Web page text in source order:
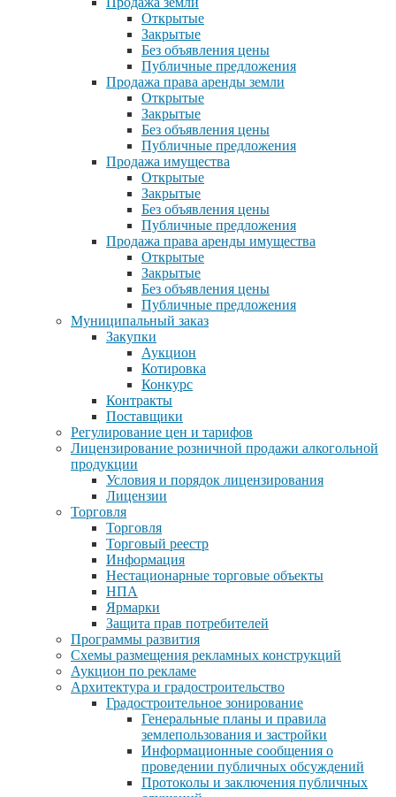
Открытые
Закрытые
Без объявления цены
Публичные предложения
Продажа права аренды земли
Открытые
Закрытые
Без объявления цены
Публичные предложения
Продажа имущества
Открытые
Закрытые
Без объявления цены
Публичные предложения
Продажа права аренды имущества
Открытые
Закрытые
Без объявления цены
Публичные предложения
Муниципальный заказ
Закупки
Аукцион
Котировка
Конкурс
Контракты
Поставщики
Регулирование цен и тарифов
Лицензирование розничной продажи алкогольной
продукции
Условия и порядок лицензирования
Лицензии
Торговля
Торговля
Торговый реестр
Информация
Нестационарные торговые объекты
НПА
Ярмарки
Защита прав потребителей
Программы развития
Схемы размещения рекламных конструкций
Аукцион по рекламе
Архитектура и градостроительство
Градостроительное зонирование
Генеральные планы и правила
землепользования и застройки
Информационные сообщения о
проведении публичных обсуждений
Протоколы и заключения публичных